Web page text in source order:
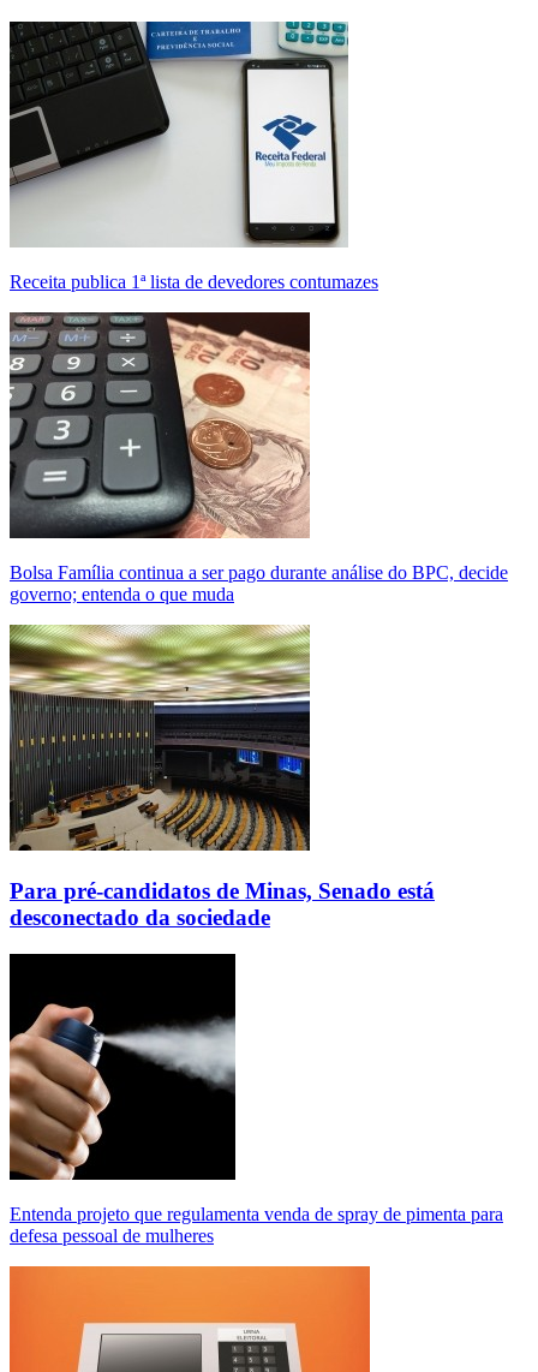
Receita publica 1ª lista de devedores contumazes
Bolsa Família continua a ser pago durante análise do BPC, decide
governo; entenda o que muda
Para pré-candidatos de Minas, Senado está
desconectado da sociedade
Entenda projeto que regulamenta venda de spray de pimenta para
defesa pessoal de mulheres